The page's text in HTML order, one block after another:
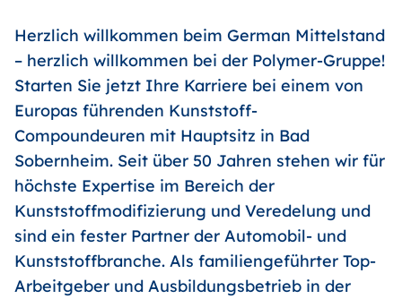
Herzlich willkommen beim German Mittelstand
– herzlich willkommen bei der Polymer-Gruppe!
Starten Sie jetzt Ihre Karriere bei einem von
Europas führenden Kunststoff-
Compoundeuren mit Hauptsitz in Bad
Sobernheim. Seit über 50 Jahren stehen wir für
höchste Expertise im Bereich der
Kunststoffmodifizierung und Veredelung und
sind ein fester Partner der Automobil- und
Kunststoffbranche. Als familiengeführter Top-
Arbeitgeber und Ausbildungsbetrieb in der